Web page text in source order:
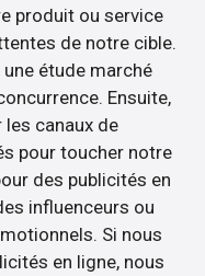
produit ou service
de notre cible.
étude marché
Ensuite,
canaux de
pour toucher notre
des publicités en
influenceurs ou
Si nous
en ligne, nous